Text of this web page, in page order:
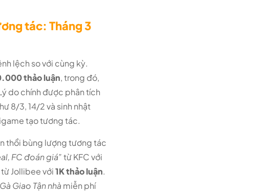
tác: Tháng 3
lệch so với cùng kỳ.
thảo luận, trong đó,
do chính được phân tích
8/3, 14/2 và sinh nhật
tạo tương tác.
thổi bùng lượng tương tác
FC đoán giá”từ KFC với
từ Jollibee với1K thảo luận.
Giao Tận nhà miễn phí